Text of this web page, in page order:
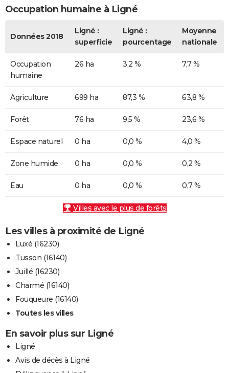
Occupation humaine à Ligné
Données 2018
Ligné :
superficie
Ligné :
pourcentage
Moyenne
nationale
Occupation
humaine
26 ha 3,2 % 7,7 %
Agriculture 699 ha 87,3 % 63,8 %
Forêt 76 ha 9,5 % 23,6 %
Espace naturel 0 ha 0,0 % 4,0 %
Zone humide 0 ha 0,0 % 0,2 %
Eau 0 ha 0,0 % 0,7 %
Villes avec le plus de forêts
Les villes à proximité de Ligné
Luxé (16230)
Tusson (16140)
Juillé (16230)
Charmé (16140)
Fouqueure (16140)
Toutes les villes
En savoir plus sur Ligné
Ligné
Avis de décès à Ligné